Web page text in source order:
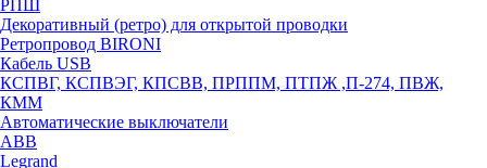
РПШ
Декоративный (ретро) для открытой проводки
Ретропровод BIRONI
Кабель USB
КСПВГ, КСПВЭГ, КПСВВ, ПРППМ, ПТПЖ ,П-274, ПВЖ,
КММ
Автоматические выключатели
ABB
Legrand